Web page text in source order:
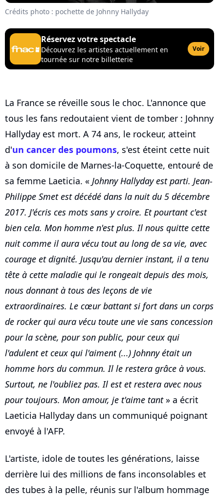
Crédits photo : pochette de Johnny Hallyday
Réservez votre spectacle
Découvrez les artistes actuellement en
tournée sur notre billetterie
Voir
La France se réveille sous le choc. L'annonce que
tous les fans redoutaient vient de tomber : Johnny
Hallyday est mort. A 74 ans, le rockeur, atteint
d'un cancer des poumons, s'est éteint cette nuit
à son domicile de Marnes-la-Coquette, entouré de
sa femme Laeticia. « Johnny Hallyday est parti. Jean-
Philippe Smet est décédé dans la nuit du 5 décembre
2017. J'écris ces mots sans y croire. Et pourtant c'est
bien cela. Mon homme n'est plus. Il nous quitte cette
nuit comme il aura vécu tout au long de sa vie, avec
courage et dignité. Jusqu'au dernier instant, il a tenu
tête à cette maladie qui le rongeait depuis des mois,
nous donnant à tous des leçons de vie
extraordinaires. Le cœur battant si fort dans un corps
de rocker qui aura vécu toute une vie sans concession
pour la scène, pour son public, pour ceux qui
l'adulent et ceux qui l'aiment (...) Johnny était un
homme hors du commun. Il le restera grâce à vous.
Surtout, ne l'oubliez pas. Il est et restera avec nous
pour toujours. Mon amour, je t'aime tant» a écrit
Laeticia Hallyday dans un communiqué poignant
envoyé à l'AFP.
L'artiste, idole de toutes les générations, laisse
derrière lui des millions de fans inconsolables et
des tubes à la pelle, réunis sur l'album hommage